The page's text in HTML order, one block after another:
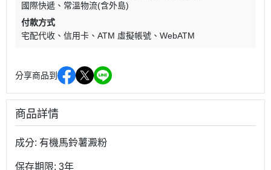
國際快遞
常溫物流(含外島)
付款方式
宅配代收
信用卡 ATM 虛擬帳號 WebATM
分享商品到
商品詳情
成分: 有機馬鈴薯澱粉
保存期限: 3年